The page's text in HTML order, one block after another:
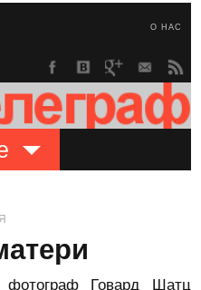
О НАС
фотограф Говард Шатц